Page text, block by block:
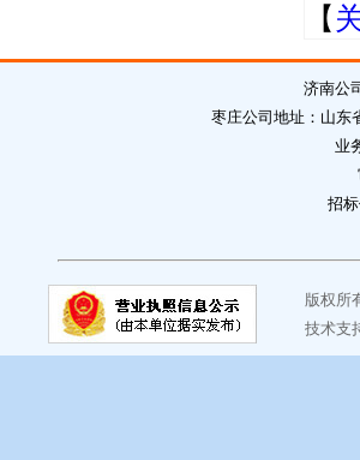
【
济南公
枣庄公司地址：山东
业
招
版权所
技术支